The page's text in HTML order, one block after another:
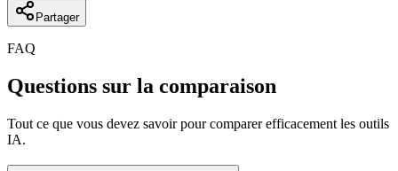
Partager
FAQ
Questions sur la comparaison
Tout ce que vous devez savoir pour comparer efficacement les outils
IA.